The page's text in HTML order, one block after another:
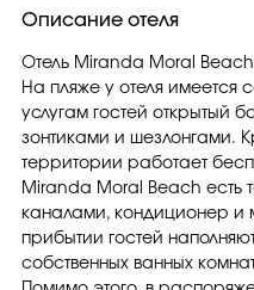
Описание отеля
Отель Miranda Moral
На пляже у отеля имеется
услугам гостей открытый
зонтиками и шезлонгами.
территории работает
Miranda Moral Beach есть
каналами, кондиционер и
прибытии гостей
собственных ванных